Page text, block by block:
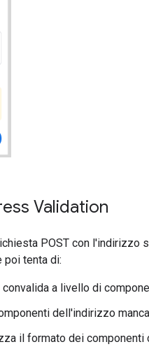
Validation
POST con l'indirizzo
tenta di:
a livello di
dell'indirizzo
il formato dei componenti